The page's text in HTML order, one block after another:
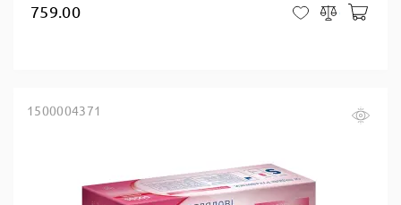
759.00 В закладки
Сравнить
1500004371